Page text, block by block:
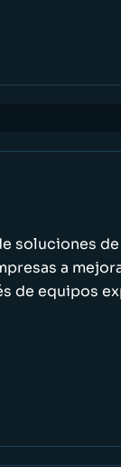
soluciones
a
de equipos